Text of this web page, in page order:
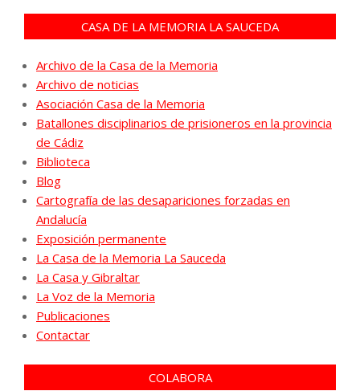
CASA DE LA MEMORIA LA SAUCEDA
Archivo de la Casa de la Memoria
Archivo de noticias
Asociación Casa de la Memoria
Batallones disciplinarios de prisioneros en la provincia
de Cádiz
Biblioteca
Blog
Cartografía de las desapariciones forzadas en
Andalucía
Exposición permanente
La Casa de la Memoria La Sauceda
La Casa y Gibraltar
La Voz de la Memoria
Publicaciones
Contactar
COLABORA